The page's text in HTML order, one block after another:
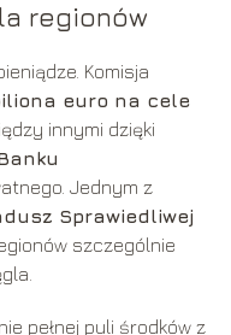
regionów
Komisja
euro na cele
innymi dzięki
Jednym z
Sprawiedliwej
szczególnie
pełnej puli środków z